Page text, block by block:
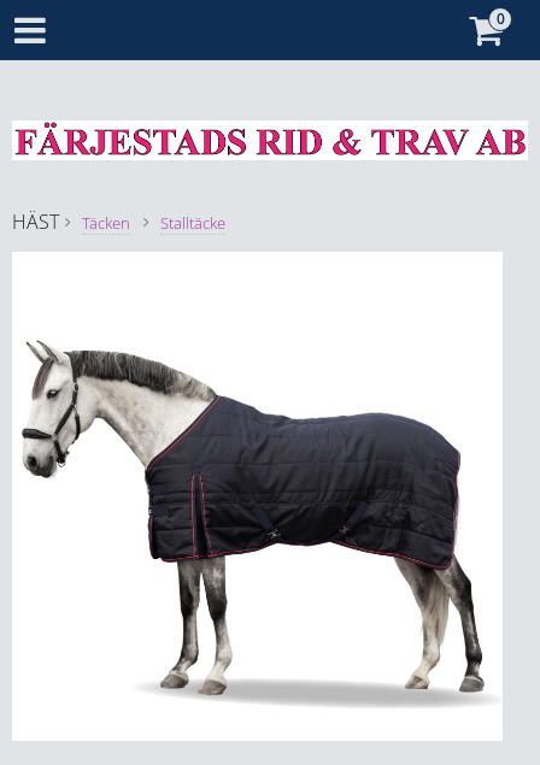
HÄST Täcken Stalltäcke